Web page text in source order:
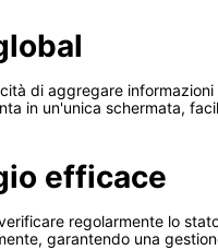
di aggregare
in un'unica schermata,
efficace
regolarmente lo
garantendo una